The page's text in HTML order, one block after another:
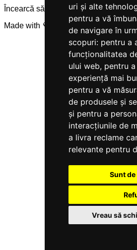
uri și alte
pentru a vă
de navigare în
scopuri: pentru a
funcționalitatea
ului web, pentru
experiență mai
pentru a vă
de produsele și
și pentru a
interacțiunile de
a livra reclame
relevante pentru
Sunt
Vreau să
Încearcă să modifici criteriile de
Made with 💜 by
Servicegest